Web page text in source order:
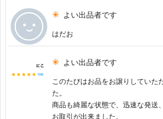
よい出品者です
はだお
よい出品者です
このたびはお品をお譲りしていた
た。
商品も綺麗な状態で、迅速な発送
お取引が出来ました。